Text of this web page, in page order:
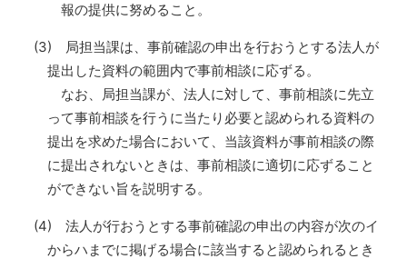
報の提供に努めること。
(3) 局担当課は、事前確認の申出を行おうとする法人が
提出した資料の範囲内で事前相談に応ずる。
なお、局担当課が、法人に対して、事前相談に先立
って事前相談を行うに当たり必要と認められる資料の
提出を求めた場合において、当該資料が事前相談の際
に提出されないときは、事前相談に適切に応ずること
ができない旨を説明する。
(4) 法人が行おうとする事前確認の申出の内容が次のイ
からハまでに掲げる場合に該当すると認められるとき